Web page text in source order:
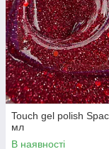
Touch gel polish
мл
В наявності